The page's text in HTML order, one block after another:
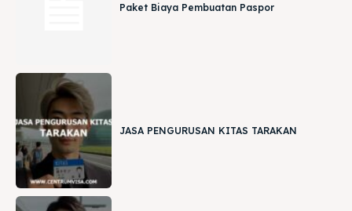
Paket Biaya Pembuatan Paspor
JASA PENGURUSAN KITAS TARAKAN